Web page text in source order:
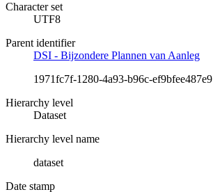
Character set
UTF8
Parent identifier
DSI - Bijzondere Plannen van Aanleg
1971fc7f-1280-4a93-b96c-ef9bfee487e9
Hierarchy level
Dataset
Hierarchy level name
dataset
Date stamp